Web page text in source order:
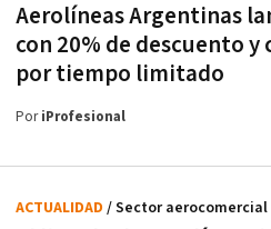
Aerolíneas Argentinas
con 20% de descuento
por tiempo limitado
PoriProfesional
ACTUALIDAD / Sector aerocomercial